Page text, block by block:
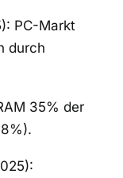
PC-Markt
durch
35% der